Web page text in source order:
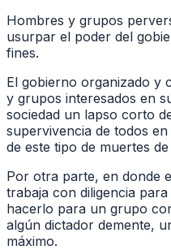
Hombres y grupos
usurpar el poder del
fines.
El gobierno organizado y
y grupos interesados en
sociedad un lapso corto
supervivencia de todos
de este tipo de muertes
Por otra parte, en donde
trabaja con diligencia
hacerlo para un grupo
algún dictador demente,
máximo.